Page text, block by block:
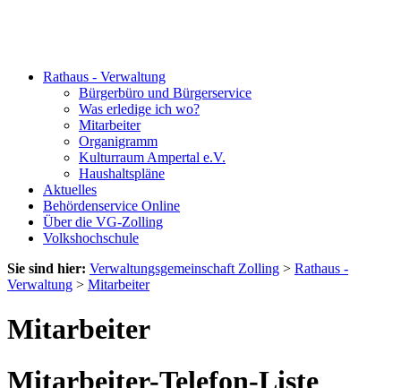
Rathaus - Verwaltung
Bürgerbüro und Bürgerservice
Was erledige ich wo?
Mitarbeiter
Organigramm
Kulturraum Ampertal e.V.
Haushaltspläne
Aktuelles
Behördenservice Online
Über die VG-Zolling
Volkshochschule
Sie sind hier: Verwaltungsgemeinschaft Zolling > Rathaus -
Verwaltung > Mitarbeiter
Mitarbeiter
Mitarbeiter-Telefon-Liste